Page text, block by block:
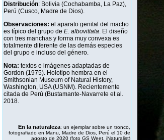
Distribución: Bolivia (Cochabamba, La Paz),
Perú (Cusco, Madre de Dios).
Observaciones: el aparato genital del macho
es típico del grupo de E. albovittata. El diseño
con tres manchas y forma muy convexa es
totalmente diferente de las demás especies
del grupo e incluso del género.
Nota: textos e imágenes adaptadas de
Gordon (1975). Holotipo hembra en el
Smithsonian Museum of Natural History,
Washington, USA (USNM). Recientemente
citada de Perú (Bustamante-Navarrete et al.
2018.
En la naturaleza: un ejemplar sobre un tronco,
fotografiado en Manu, Madre de Dios, Perú el 10 de
agosto de 2020 (foto GS Weet, iNaturalist)